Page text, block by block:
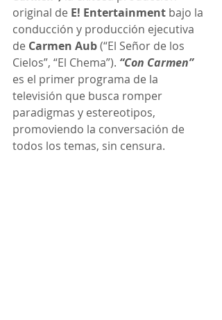
original de E! Entertainment bajo la
conducción y producción ejecutiva
de Carmen Aub (“El Señor de los
Cielos”, “El Chema”). “Con Carmen”
es el primer programa de la
televisión que busca romper
paradigmas y estereotipos,
promoviendo la conversación de
todos los temas, sin censura.